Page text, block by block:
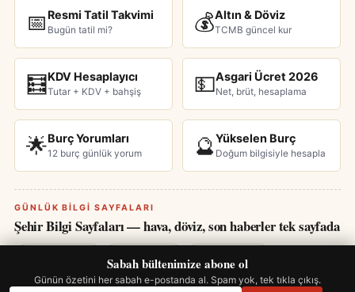
Sabah bültenimize abone ol
Günün özetini her sabah e-postanda al. Spam yok, tek tıkla çıkış.
📅 Resmi Tatil Takvimi
Bugün tatil mi? 💰Altın & Döviz
TCMB güncel kur
🧮 KDV Hesaplayıcı
Tutar + KDV + bahşiş 💵Asgari Ücret 2026
Net, brüt, hesaplama
🌟Burç Yorumları
12 burç günlük yorum 🔮Yükselen Burç
Doğum bilgisiyle hesapla
GÜNLÜK BILGI SAYFALARI
Şehir Bilgi Sayfaları — hava, döviz, son haberler tek sayfada
Muğla Bugün
Uşak Bugün Kütahya Bugün